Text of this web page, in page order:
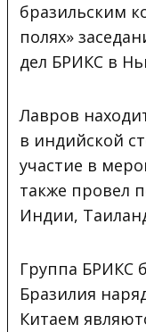
бразильским
полях»
дел БРИКС в
Лавров
в индийской
участие в
также провел
Индии,
Группа БРИКС
Бразилия
Китаем